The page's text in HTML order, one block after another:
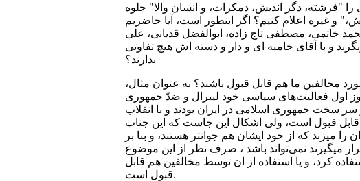
"فرشته، دگر اندیش، دمکرات، و انسان والا" جلوه
و غیره اعلام کنیم؟ اگر اینطور است، آیا حاضریم
خاتمی، مصطفی تاج زاده، ابوالفضل قدیانی، علی
و با آقای خامنه ای و دار و دسته اش هیچ تفاوتی
ندارند؟
مخالفین ما هم قابل قبول باشند؟ به عنوان مثال،
روز اول فعالیت‌های سیاسی خود لیبرال و ضدّ جمهوری
سخت جمهوری اسلامی در ایران بودند و با انقلاب
قابل قبول است، ولی‌ اشکال این جاست که این جناب
میزند که از خود ایشان هم جوانتر هستند، و بنا بر
میگیرند نمی‌تواند باشد ، صرف نظر از این موضوع
کرد، و یا استفاده از ان توسط مخالفین هم قابل
قبول است.